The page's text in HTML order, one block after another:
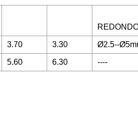
3.70 3.30 Ø2.5--
5.60 6.30 ----